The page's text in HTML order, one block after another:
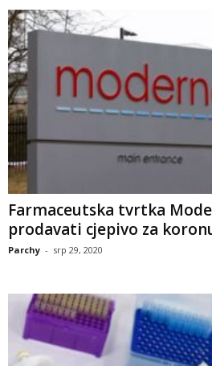
Farmaceutska tvrtka
prodavati cjepivo za
Parchy - srp 29, 2020